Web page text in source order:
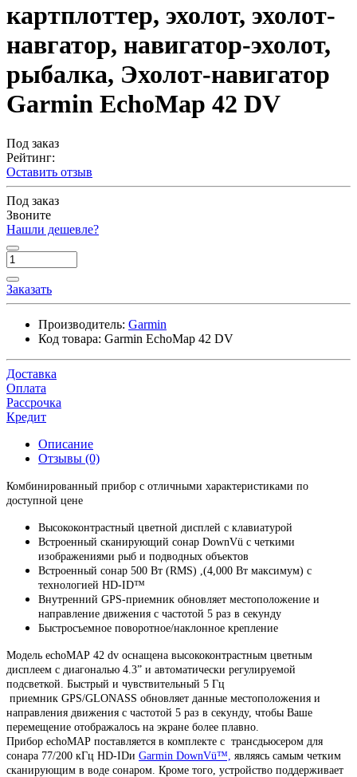
картплоттер, эхолот, эхолот-
навгатор, навигатор-эхолот,
рыбалка, Эхолот-навигатор
Garmin EchoMap 42 DV
Под заказ
Рейтинг:
Оставить отзыв
Под заказ
Звоните
Нашли дешевле?
Заказать
Производитель: Garmin
Код товара: Garmin EchoMap 42 DV
Доставка
Оплата
Рассрочка
Кредит
Описание
Отзывы (0)
Комбинированный прибор с отличными характеристиками по
доступной цене
Высококонтрастный цветной дисплей с клавиатурой
Встроенный сканирующий сонар DownVü с четкими
изображениями рыб и подводных объектов
Встроенный сонар 500 Вт (RMS) ,(4,000 Вт максимум) с
технологией HD-ID™
Внутренний GPS-приемник обновляет местоположение и
направление движения с частотой 5 раз в секунду
Быстросъемное поворотное/наклонное крепление
Модель echoMAP 42 dv оснащена высококонтрастным цветным
дисплеем с диагональю 4.3” и автоматически регулируемой
подсветкой. Быстрый и чувствительный 5 Гц
приемник GPS/GLONASS обновляет данные местоположения и
направления движения с частотой 5 раз в секунду, чтобы Ваше
перемещение отображалось на экране более плавно.
Прибор echoMAP поставляется в комплекте с трансдьюсером для
сонара 77/200 кГц HD-IDи Garmin DownVü™, являясь самым четким
сканирующим в воде сонаром. Кроме того, устройство поддерживает